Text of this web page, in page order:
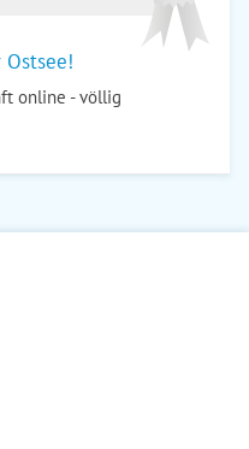
online - völlig